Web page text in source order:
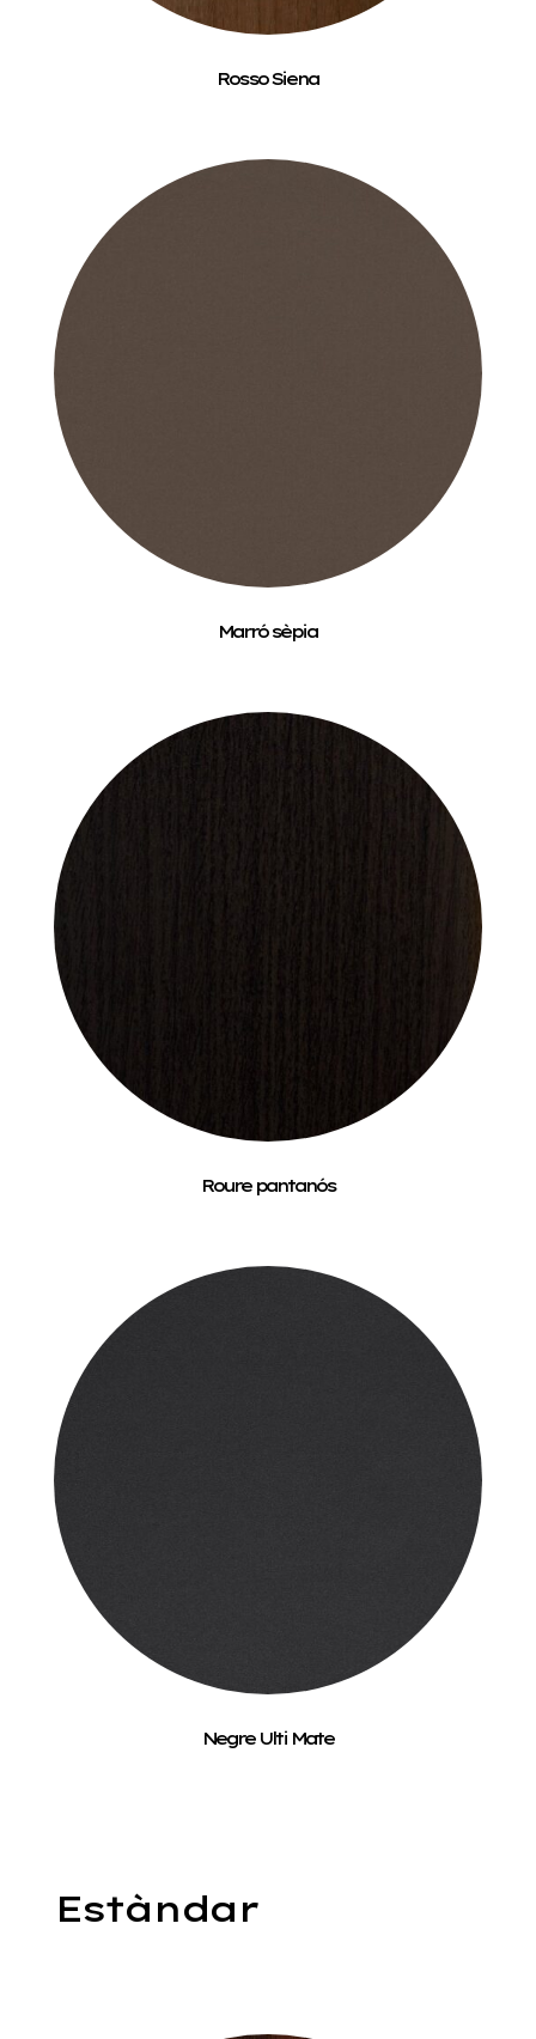
Rosso Siena
Marró sèpia
Roure pantanós
Negre Ulti Mate
Estàndar